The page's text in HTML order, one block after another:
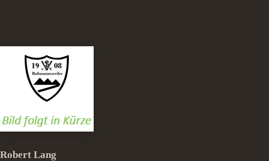
Robert Lang